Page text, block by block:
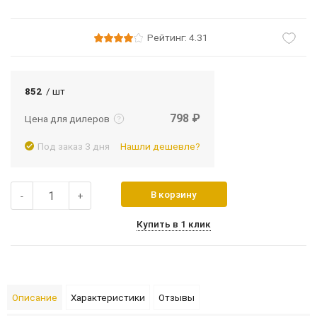
Рейтинг: 4.31
852 / шт
Цена для дилеров
Подробнее
798 ₽
Под заказ 3 дня Нашли дешевле?
- + В корзину
Купить в 1 клик
Описание Характеристики Отзывы